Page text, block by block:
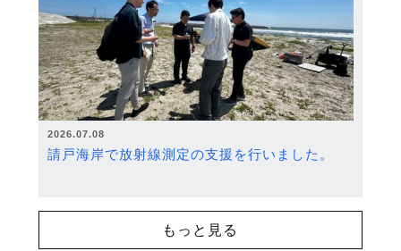
2026.07.08
請戸海岸で放射線測定の支援を行いました。
もっと見る